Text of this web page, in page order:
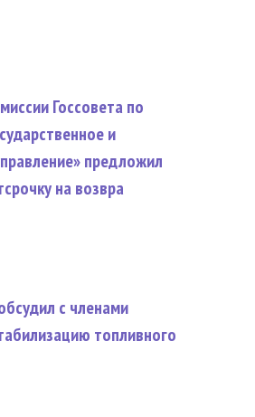
Госсовета по
и
предложил
на возвра
с членами
топливного